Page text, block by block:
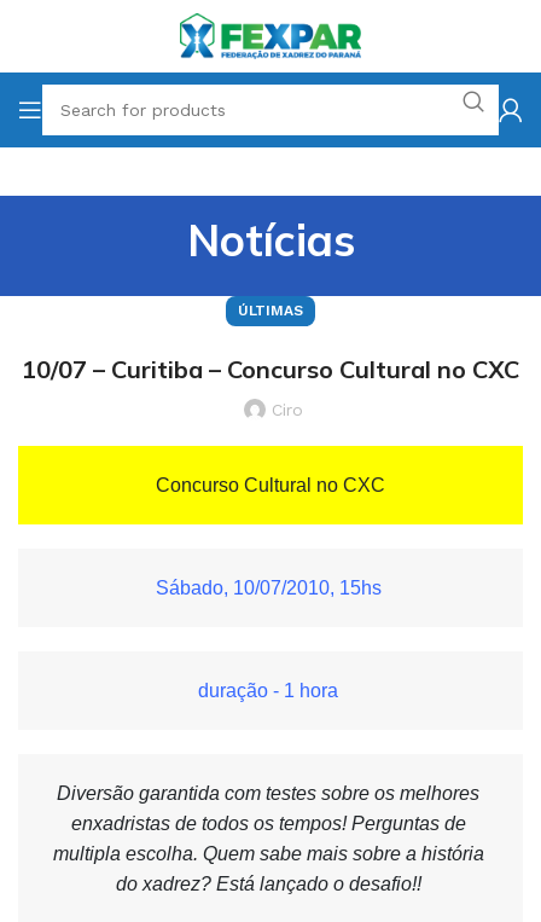
Notícias
ÚLTIMAS
10/07 – Curitiba – Concurso Cultural no CXC
Ciro
Concurso Cultural no CXC
Sábado, 10/07/2010, 15hs
duração - 1 hora
Diversão garantida com testes sobre os melhores
enxadristas de todos os tempos! Perguntas de
multipla escolha. Quem sabe mais sobre a história
do xadrez? Está lançado o desafio!!